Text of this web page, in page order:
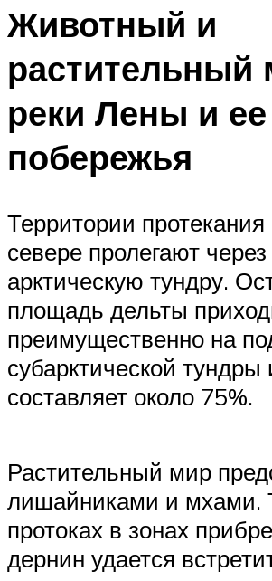
МЕНЮ
Животный и
растительный
реки Лены и ее
побережья
Территории протекания
севере пролегают через
арктическую тундру.
площадь дельты
преимущественно на
субарктической тундры
составляет около 75%.
Растительный мир
лишайниками и мхами.
протоках в зонах
дернин удается